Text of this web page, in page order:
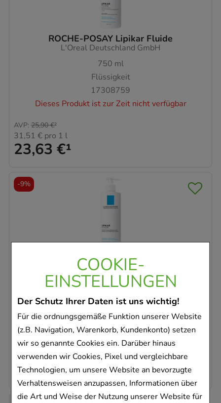
COOKIE-
EINSTELLUNGEN
Der Schutz Ihrer Daten ist uns wichtig!
Für die ordnungsgemäße Funktion unserer Website
(z.B. Navigation, Warenkorb, Kundenkonto) setzen
wir so genannte Cookies ein. Darüber hinaus
verwenden wir Cookies, Pixel und vergleichbare
Technologien, um unsere Website an bevorzugte
Verhaltensweisen anzupassen, Informationen über
die Art und Weise der Nutzung unserer Website für
ROCHE-POSAY Lipikar Fluide
L'Oreal Deutschland GmbH
750 ml
Flüssigkeit
17308759
Dieses Produkt ist zur Zeit nicht verfügbar
23,63 €¹
AVP: 25,90 €²
31,51 € pro 1 l
ROCHE-POSAY Lipikar Lotion
L'Oreal Deutschland GmbH
750ml
Lotion
17308765
Dieses Produkt ist zur Zeit nicht verfügbar
23,63 €¹
AVP 25,90 €²
31,51 €pro 1 l
-9%